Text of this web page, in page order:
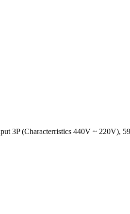
3P (Characterristics 440V ~ 220V),